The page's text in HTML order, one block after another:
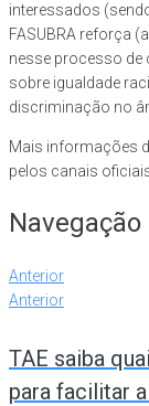
interessados
FASUBRA reforça
nesse processo de
sobre igualdade
discriminação no
Mais informações
pelos canais
Anterior
Anterior
TAE saiba
para facilitar